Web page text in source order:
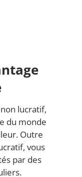
lucratif,
du monde
Outre
vous
par des